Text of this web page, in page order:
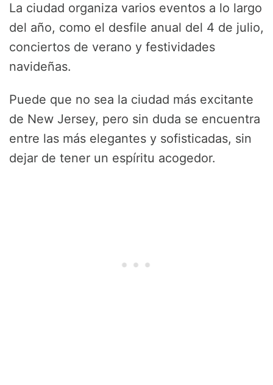
La ciudad organiza varios eventos a lo largo
del año, como el desfile anual del 4 de julio,
conciertos de verano y festividades
navideñas.
Puede que no sea la ciudad más excitante
de New Jersey, pero sin duda se encuentra
entre las más elegantes y sofisticadas, sin
dejar de tener un espíritu acogedor.